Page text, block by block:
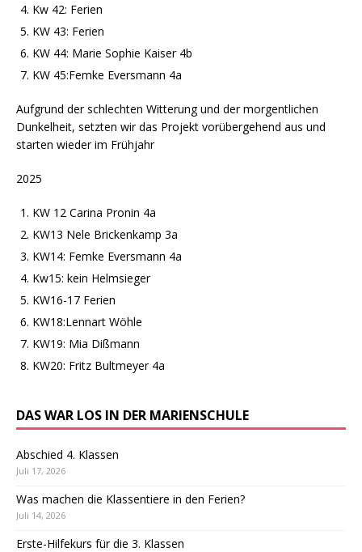
Kw 42: Ferien
KW 43: Ferien
KW 44: Marie Sophie Kaiser 4b
KW 45:Femke Eversmann 4a
Aufgrund der schlechten Witterung und der morgentlichen
Dunkelheit, setzten wir das Projekt vorübergehend aus und
starten wieder im Frühjahr
2025
KW 12 Carina Pronin 4a
KW13 Nele Brickenkamp 3a
KW14: Femke Eversmann 4a
Kw15: kein Helmsieger
KW16-17 Ferien
KW18:Lennart Wöhle
KW19: Mia Dißmann
KW20: Fritz Bultmeyer 4a
DAS WAR LOS IN DER MARIENSCHULE
Abschied 4. Klassen
Juli 17, 2026
Was machen die Klassentiere in den Ferien?
Juli 14, 2026
Erste-Hilfekurs für die 3. Klassen